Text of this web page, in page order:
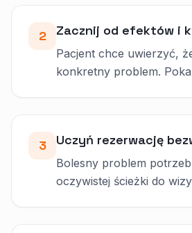
2 Zacznij od efektów i
Pacjent chce uwierzyć,
konkretny problem.
3 Uczyń rezerwację
Bolesny problem
oczywistej ścieżki do